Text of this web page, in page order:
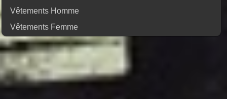
Vêtements Homme
Vêtements Femme